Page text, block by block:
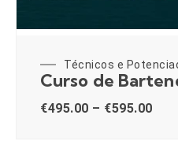
Técnicos e
Curso de
€495.00 – €595.00